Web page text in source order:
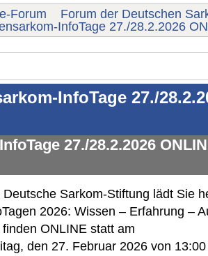
Forum Forum der Deutschen
InfoTage 27./28.2.2026
InfoTage 27./
27./28.2.2026
Deutsche Sarkom-Stiftung lädt Sie
2026: Wissen – Erfahrung –
finden ONLINE statt am
den 27. Februar 2026 von